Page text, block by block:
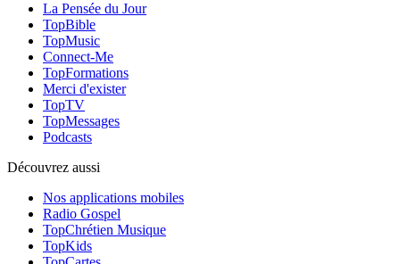
La Pensée du Jour
TopBible
TopMusic
Connect-Me
TopFormations
Merci d'exister
TopTV
TopMessages
Podcasts
Découvrez aussi
Nos applications mobiles
Radio Gospel
TopChrétien Musique
TopKids